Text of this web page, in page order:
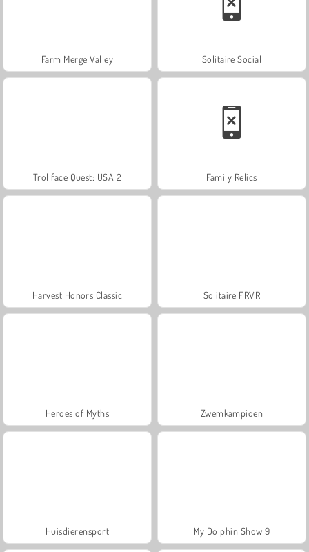
Farm Merge Valley Solitaire Social
Trollface Quest: USA 2 Family Relics
Harvest Honors Classic Solitaire FRVR
Heroes of Myths Zwemkampioen
Huisdierensport My Dolphin Show 9